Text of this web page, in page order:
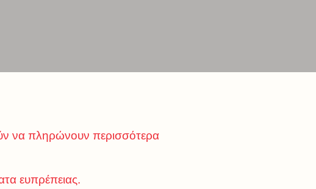
να πληρώνουν περισσότερα
ευπρέπειας.